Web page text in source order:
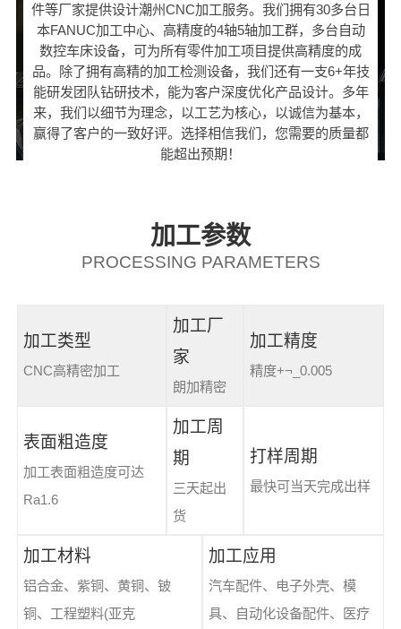
件等厂家提供设计潮州CNC加工服务。我们拥有30多台日
本FANUC加工中心、高精度的4轴5轴加工群，多台自动
数控车床设备，可为所有零件加工项目提供高精度的成
品。除了拥有高精的加工检测设备，我们还有一支6+年技
能研发团队钻研技术，能为客户深度优化产品设计。多年
来，我们以细节为理念，以工艺为核心，以诚信为基本，
赢得了客户的一致好评。选择相信我们，您需要的质量都
能超出预期！
加工参数
PROCESSING PARAMETERS
加工类型
CNC高精密加工
加工厂
家
朗加精密
加工精度
精度+¬_0.005
表面粗造度
加工表面粗造度可达
Ra1.6
加工周
期
三天起出
货
打样周期
最快可当天完成出样
加工材料
铝合金、紫铜、黄铜、铍
铜、工程塑料(亚克
加工应用
汽车配件、电子外壳、模
具、自动化设备配件、医疗